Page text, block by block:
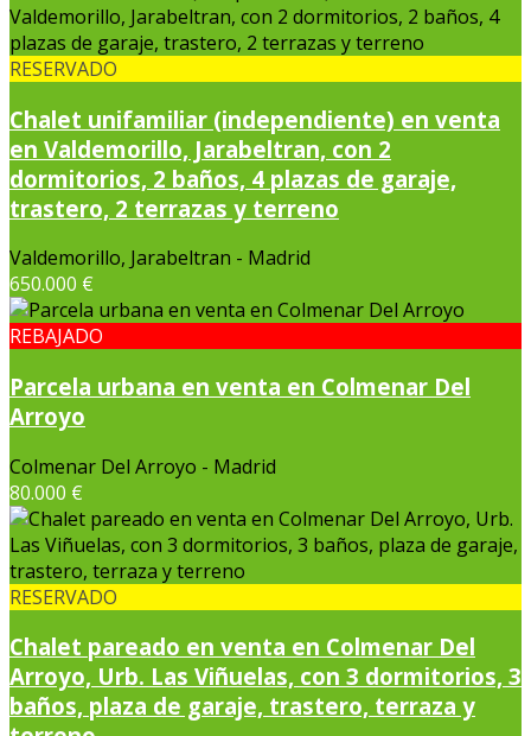
RESERVADO
Chalet unifamiliar (independiente) en venta
en Valdemorillo, Jarabeltran, con 2
dormitorios, 2 baños, 4 plazas de garaje,
trastero, 2 terrazas y terreno
Valdemorillo, Jarabeltran - Madrid
650.000 €
REBAJADO
Parcela urbana en venta en Colmenar Del
Arroyo
Colmenar Del Arroyo - Madrid
80.000 €
RESERVADO
Chalet pareado en venta en Colmenar Del
Arroyo, Urb. Las Viñuelas, con 3 dormitorios, 3
baños, plaza de garaje, trastero, terraza y